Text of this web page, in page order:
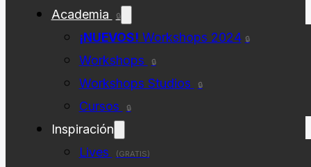
Academia
🔒
¡NUEVOS! Workshops 2024 🔒
Workshops 🔒
Workshops Studios 🔒
Cursos 🔒
Inspiración
Lives
(GRATIS)